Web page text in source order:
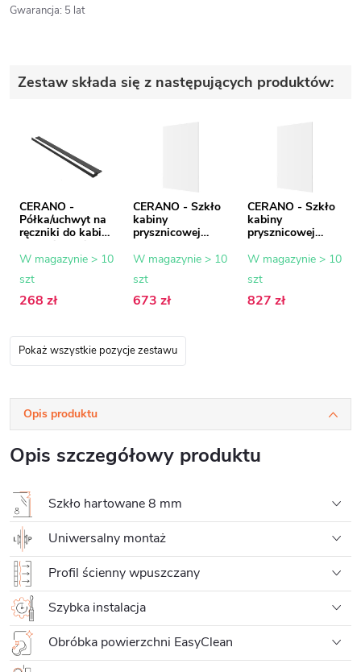
Gwarancja: 5 lat
Zestaw składa się z następujących produktów:
CERANO -
Półka/uchwyt na
ręczniki do kabiny
walk-in - 8-10
- 30 do 160 cm
W magazynie > 10
szt
268 zł
CERANO - Szkło
kabiny
prysznicowej
szkło
110x200 cm
W magazynie > 10
szt
673 zł
CERANO - Szkło
kabiny
prysznicowej
szkło
140x200 cm
W magazynie > 10
szt
827 zł
Pokaż wszystkie pozycje zestawu
Opis produktu
Opis szczegółowy produktu
Szkło hartowane 8 mm
Uniwersalny montaż
Profil ścienny wpuszczany
Szybka instalacja
Obróbka powierzchni EasyClean